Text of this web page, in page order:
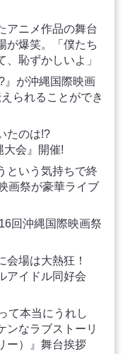
アニメ作品の舞台
が爆笑。「僕たち
恥ずかしいよ」
』が沖縄国際映画
られることができ
たのは!?
大会』開催!
という気持ちで終
画祭が豪華ライブ
回沖縄国際映画祭
場は大熱狂！
アイドル同好会
て本当にうれし
ンなラブストーリ
ー）』舞台挨拶